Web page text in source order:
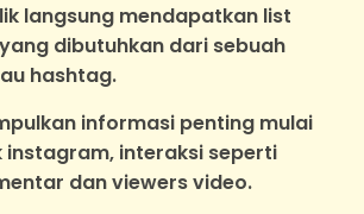
langsung mendapatkan list
dibutuhkan dari sebuah
hashtag.
informasi penting mulai
instagram, interaksi seperti
dan viewers video.